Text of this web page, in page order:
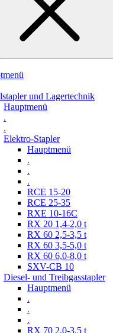
und Lagertechnik
Hauptmenü
.
.
Elektro-Stapler
Hauptmenü
.
.
.
RCE 15-20
RCE 25-35
RXE 10-16C
RX 20 1,4-2,0 t
RX 60 2,5-3,5 t
RX 60 3,5-5,0 t
RX 60 6,0-8,0 t
SXV-CB 10
Diesel- und Treibgasstapler
Hauptmenü
.
.
.
RX 70 2,0-3,5 t